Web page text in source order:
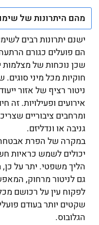
מהם היתרונות של
ישנם יתרונות רבים
הם פועלים כגורם
שכן נוכחות של מצלמות
חוקיות מכל מיני
ניטור רציף של אזור
אירועים ופעילויות. זה
ומרחבים ציבוריים
גניבה או ונדליזם.
במקרה של הפרת אבטחה
יכולים לשמש כראיות
הליך משפטי. יתר על
גם לניטור מרחוק,
לפקוח עין על רכושם
שקטים יותר בעודם
הגלובוס.